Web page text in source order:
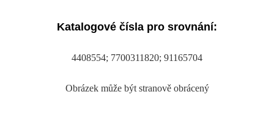
Katalogové čísla pro srovnání:
4408554; 7700311820; 91165704
Obrázek může být stranově obrácený